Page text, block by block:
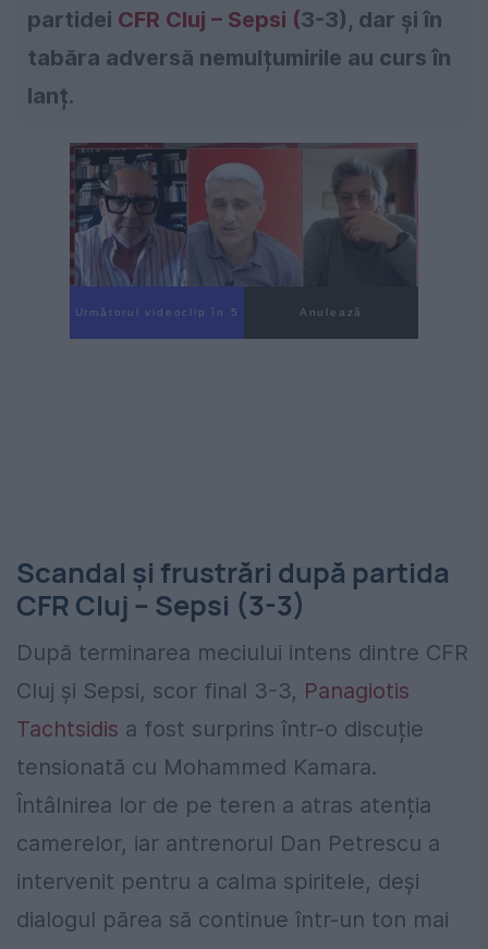
partidei CFR Cluj – Sepsi (3-3), dar și în
tabăra adversă nemulțumirile au curs în
lanț.
Următorul videoclip în 4 Anulează
Scandal și frustrări după partida
CFR Cluj – Sepsi (3-3)
După terminarea meciului intens dintre CFR
Cluj și Sepsi, scor final 3-3, Panagiotis
Tachtsidis a fost surprins într-o discuție
tensionată cu Mohammed Kamara.
Întâlnirea lor de pe teren a atras atenția
camerelor, iar antrenorul Dan Petrescu a
intervenit pentru a calma spiritele, deși
dialogul părea să continue într-un ton mai